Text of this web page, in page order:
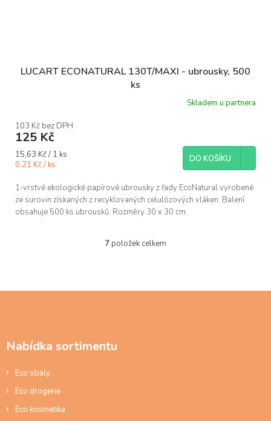
LUCART ECONATURAL 130T/MAXI - ubrousky, 500
ks
Skladem u partnera
103 Kč bez DPH
125 Kč
Měrná
cena:
15,63 Kč / 1 ks
0.21 Kč / ks
DO KOŠÍKU
1-vrstvé ekologické papírové ubrousky z řady EcoNatural vyrobené
ze surovin získaných z recyklovaných celulózových vláken. Balení
obsahuje 500 ks ubrousků. Rozměry 30 x 30 cm.
O
d
7 položek celkem
Nabídka sortimentu
Eco obaly
Eco drogerie
Eco kosmetika